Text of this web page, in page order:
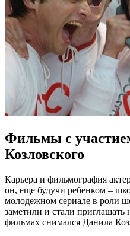
Фильмы с
Козловского
Карьера и фильмография
он, еще будучи ребенком –
молодежном сериале в роли
заметили и стали
фильмах снимался Данила